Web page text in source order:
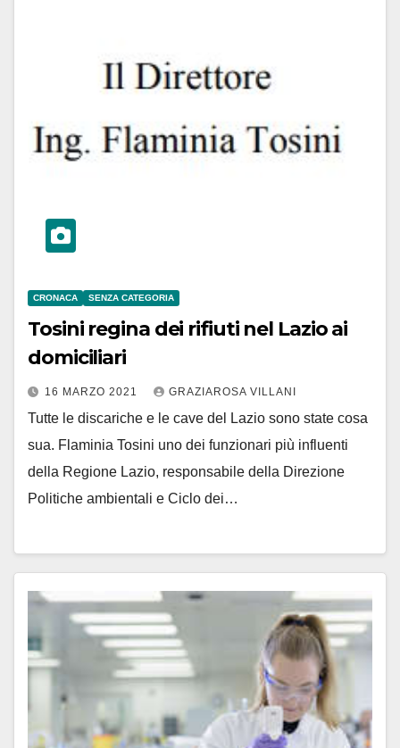
CRONACA SENZA CATEGORIA
Tosini regina dei rifiuti nel Lazio ai
domiciliari
16 MARZO 2021 GRAZIAROSA VILLANI
Tutte le discariche e le cave del Lazio sono state cosa
sua. Flaminia Tosini uno dei funzionari più influenti
della Regione Lazio, responsabile della Direzione
Politiche ambientali e Ciclo dei…